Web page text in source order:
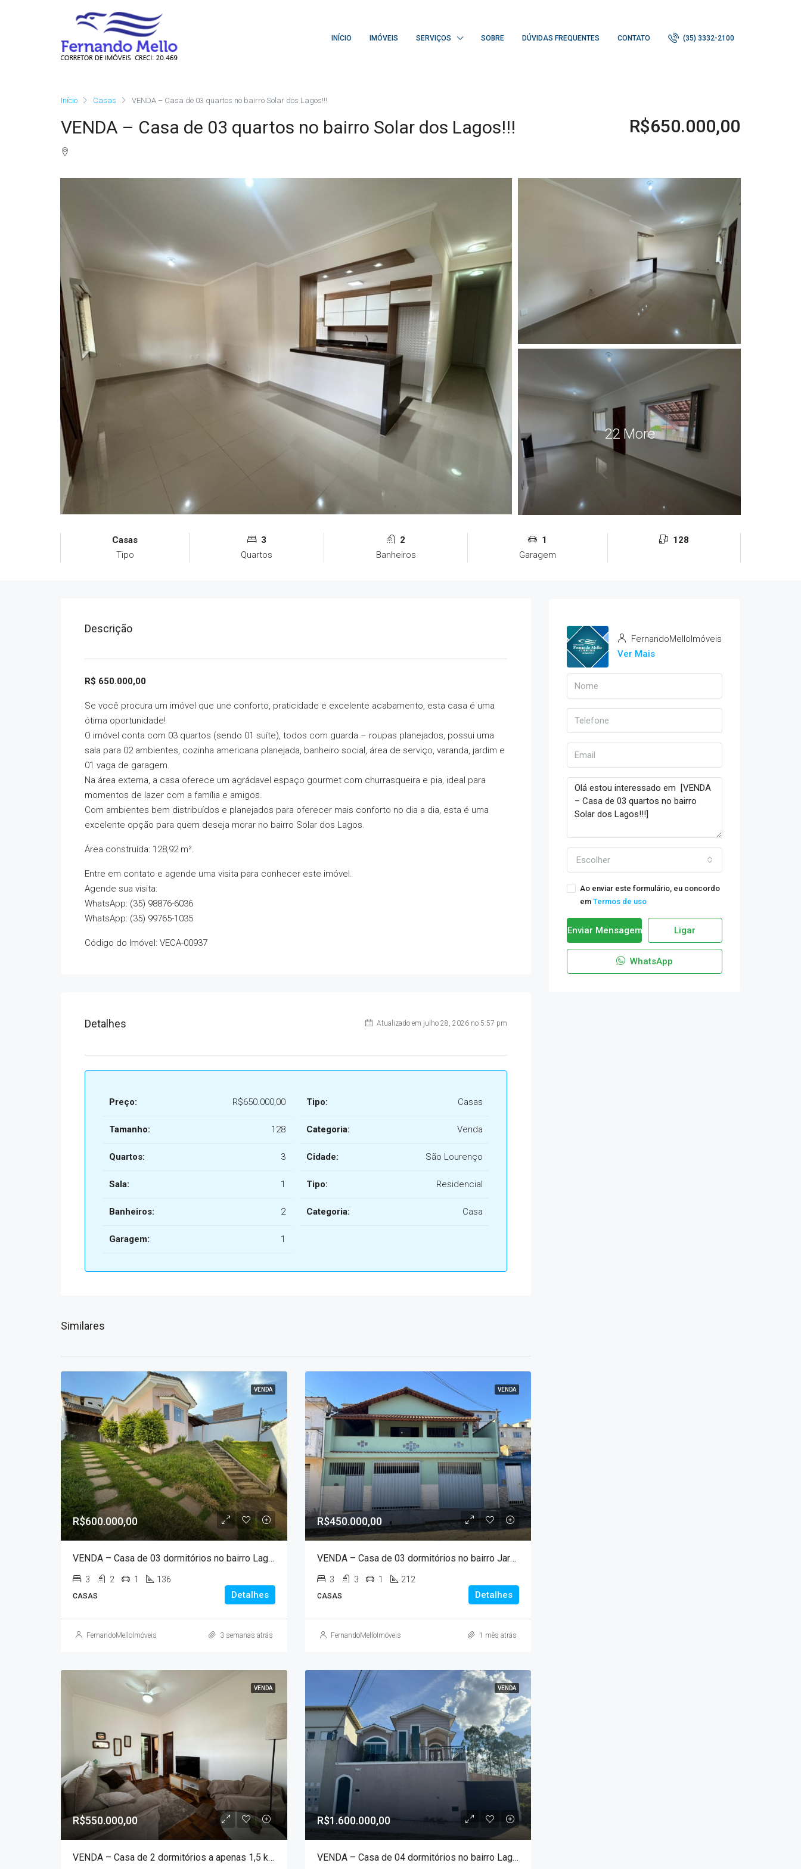
INÍCIO IMÓVEIS SERVIÇOS SOBRE DÚVIDAS FREQUENTES CONTATO (35) 3332-2100
Início Casas VENDA – Casa de 03 quartos no bairro Solar dos Lagos!!!
VENDA – Casa de 03 quartos no bairro Solar dos Lagos!!! R$650.000,00
22 More
Casas
Tipo
3
Quartos
2
Banheiros
1
Garagem
128
Descrição
R$ 650.000,00
Se você procura um imóvel que une conforto, praticidade e excelente acabamento, esta casa é uma
ótima oportunidade!
O imóvel conta com 03 quartos (sendo 01 suíte), todos com guarda – roupas planejados, possui uma
sala para 02 ambientes, cozinha americana planejada, banheiro social, área de serviço, varanda, jardim e
01 vaga de garagem.
Na área externa, a casa oferece um agrádavel espaço gourmet com churrasqueira e pia, ideal para
momentos de lazer com a família e amigos.
Com ambientes bem distribuídos e planejados para oferecer mais conforto no dia a dia, esta é uma
excelente opção para quem deseja morar no bairro Solar dos Lagos.
Área construída: 128,92 m².
Entre em contato e agende uma visita para conhecer este imóvel.
Agende sua visita:
WhatsApp: (35) 98876-6036
WhatsApp: (35) 99765-1035
Código do Imóvel: VECA-00937
Detalhes Atualizado em julho 28, 2026 no 5:57 pm
Preço: R$650.000,00
Tamanho: 128
Quartos: 3
Sala: 1
Banheiros: 2
Garagem: 1
Tipo: Casas
Categoria: Venda
Cidade: São Lourenço
Tipo: Residencial
Categoria: Casa
Similares
VENDA
R$600.000,00
VENDA – Casa de 03 dormitórios no bairro Lagoa Seca!!!
3 2 1 136
CASAS Detalhes
FernandoMelloImóveis 3 semanas atrás
VENDA
R$450.000,00
VENDA – Casa de 03 dormitórios no bairro Jardim Paraíso!!!
3 3 1 212
CASAS Detalhes
FernandoMelloImóveis 1 mês atrás
VENDA
R$550.000,00
VENDA – Casa de 2 dormitórios a apenas 1,5 km da portaria do Parque das Águas!!!
VENDA
R$1.600.000,00
VENDA – Casa de 04 dormitórios no bairro Lagoa Seca !!!
FernandoMelloImóveis
Ver Mais
Escolher
Ao enviar este formulário, eu concordo
em Termos de uso
Enviar Mensagem Ligar
WhatsApp